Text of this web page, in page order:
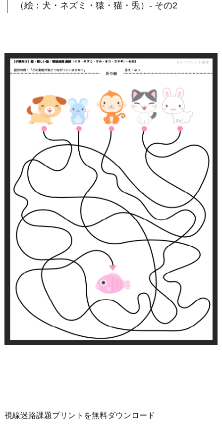
（絵：犬・ネズミ・猿・猫・兎）- その2
視線迷路課題プリントを無料ダウンロード